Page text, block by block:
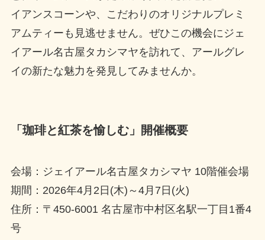
イアンスコーンや、こだわりのオリジナルプレミ
アムティーも見逃せません。ぜひこの機会にジェ
イアール名古屋タカシマヤを訪れて、アールグレ
イの新たな魅力を発見してみませんか。
「珈琲と紅茶を愉しむ」開催概要
会場：ジェイアール名古屋タカシマヤ 10階催会場
期間：2026年4月2日(木)～4月7日(火)
住所：〒450-6001 名古屋市中村区名駅一丁目1番4
号